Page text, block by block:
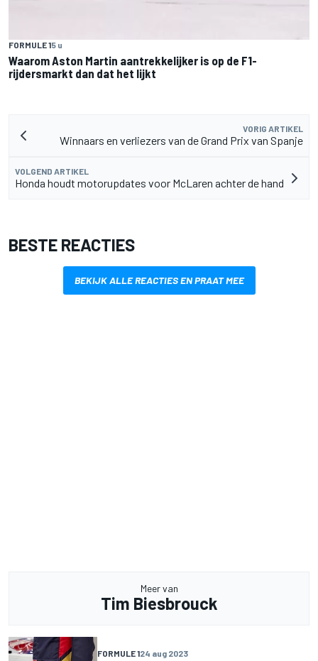
FORMULE 15 u
Waarom Aston Martin aantrekkelijker is op de F1-
rijdersmarkt dan dat het lijkt
VORIG ARTIKEL
Winnaars en verliezers van de Grand Prix van Spanje
VOLGEND ARTIKEL
Honda houdt motorupdates voor McLaren achter de hand
BESTE REACTIES
BEKIJK ALLE REACTIES EN PRAAT MEE
Meer van
Tim Biesbrouck
FORMULE 124 aug 2023